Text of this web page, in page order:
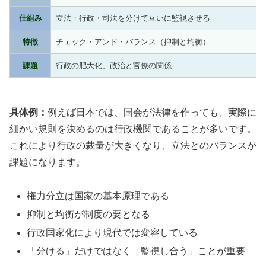
仕組み 立法・行政・司法を分けて互いに監視させる
特徴 チェック・アンド・バランス（抑制と均衡）
課題 行政の肥大化、政治と官僚の関係
具体例： 例えば日本では、国会が法律を作っても、実際に
細かい規則を決めるのは行政機関であることが多いです。
これにより行政の裁量が大きくなり、立法とのバランスが
課題になります。
権力分立は国家の基本原理である
抑制と均衡が制度の要となる
行政国家化により現代では変容している
「分ける」だけではなく「監視し合う」ことが重要